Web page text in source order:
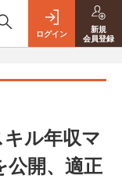
ログイン
新規
会員登録
ル年収マ
公開、適正